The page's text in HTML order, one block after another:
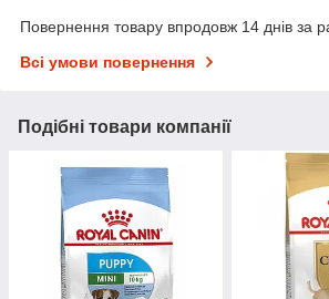
Повернення товару впродовж 14 днів за
Всі умови повернення
Подібні товари компанії